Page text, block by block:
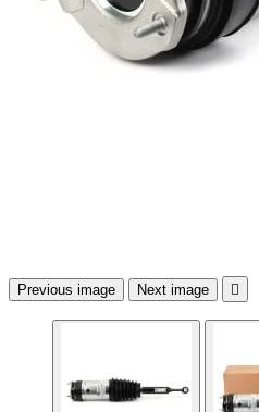
Previous image Next image 